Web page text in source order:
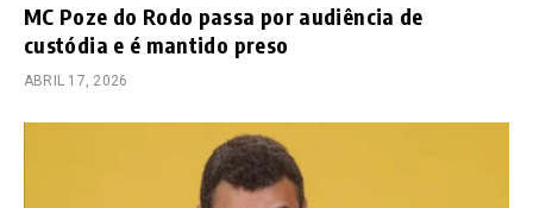
MC Poze do Rodo passa por audiência de
custódia e é mantido preso
ABRIL 17, 2026